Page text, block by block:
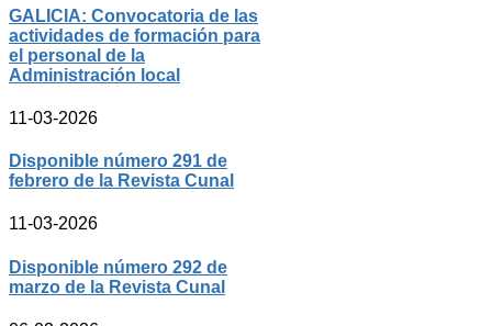
GALICIA: Convocatoria de las
actividades de formación para
el personal de la
Administración local
11-03-2026
Disponible número 291 de
febrero de la Revista Cunal
11-03-2026
Disponible número 292 de
marzo de la Revista Cunal